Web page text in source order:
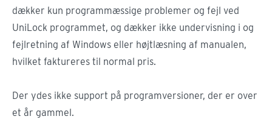
dækker kun programmæssige problemer og fejl ved
UniLock programmet, og dækker ikke undervisning i og
fejlretning af Windows eller højtlæsning af manualen,
hvilket faktureres til normal pris.
Der ydes ikke support på programversioner, der er over
et år gammel.